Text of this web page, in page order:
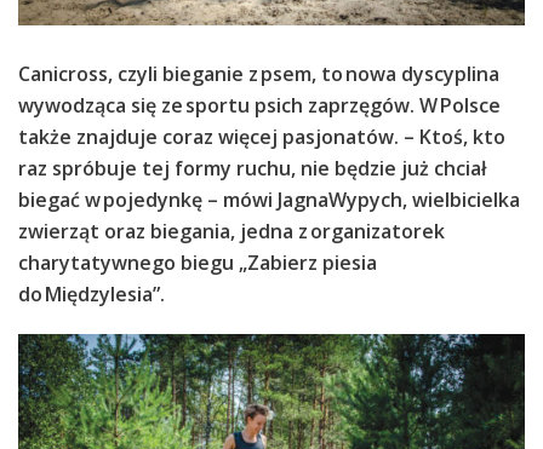
Canicross, czyli bieganie z psem, to nowa dyscyplina
wywodząca się ze sportu psich zaprzęgów. W Polsce
także znajduje coraz więcej pasjonatów. – Ktoś, kto
raz spróbuje tej formy ruchu, nie będzie już chciał
biegać w pojedynkę – mówi JagnaWypych, wielbicielka
zwierząt oraz biegania, jedna z organizatorek
charytatywnego biegu „Zabierz piesia
do Międzylesia”.